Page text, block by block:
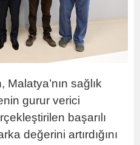
sağlık
gurur verici
başarılı
değerini artırdığını